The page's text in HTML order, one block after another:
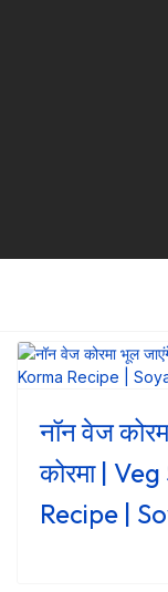
नॉन वेज
कोरमा |
Recipe |